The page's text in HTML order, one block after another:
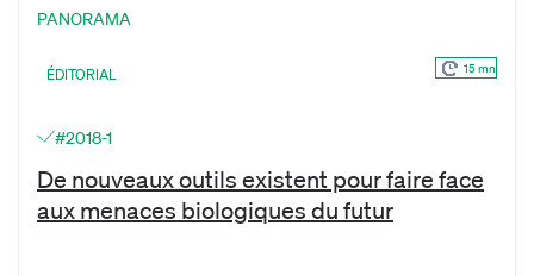
PANORAMA
ÉDITORIAL 15 mn
#2018-1
De nouveaux outils existent pour faire face
aux menaces biologiques du futur